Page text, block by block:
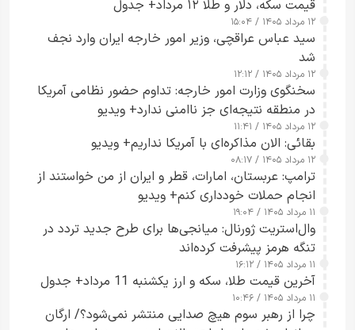
قیمت سکه، دلار و طلا ۱۲ مرداد+ جدول
۱۲ مرداد ۱۴۰۵ / ۱۵:۰۴
سید عباس عراقچی، وزیر امور خارجه ایران وارد نجف
شد
۱۲ مرداد ۱۴۰۵ / ۱۲:۱۲
سخنگوی وزارت امور خارجه: تداوم حضور نظامی آمریکا
در منطقه نتیجه‌ای جز ناامنی ندارد+ ویدیو
۱۲ مرداد ۱۴۰۵ / ۱۱:۴۱
بقائی: الان مذاکره‌ای با آمریکا نداریم+ ویدیو
۱۲ مرداد ۱۴۰۵ / ۰۸:۱۷
ترامپ: عربستان، امارات، قطر و ایران از من خواستند از
انجام حملات خودداری کنم+ ویدیو
۱۱ مرداد ۱۴۰۵ / ۱۹:۰۴
وال‌استریت ژورنال: میانجی‌ها برای طرح جدید تردد در
تنگه هرمز پیشرفت کرده‌اند
۱۱ مرداد ۱۴۰۵ / ۱۶:۱۲
آخرین قیمت طلا، سکه و ارز یکشنبه 11 مرداد+ جدول
۱۱ مرداد ۱۴۰۵ / ۱۰:۴۶
چرا از رهبر سوم هیچ صدایی منتشر نمی‌شود؟/ ارگان